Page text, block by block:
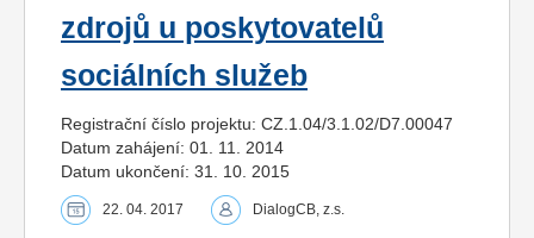
zdrojů u poskytovatelů
sociálních služeb
Registrační číslo projektu: CZ.1.04/3.1.02/D7.00047
Datum zahájení: 01. 11. 2014
Datum ukončení: 31. 10. 2015
22. 04. 2017 DialogCB, z.s.